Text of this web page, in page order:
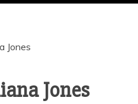
Jones
Jones